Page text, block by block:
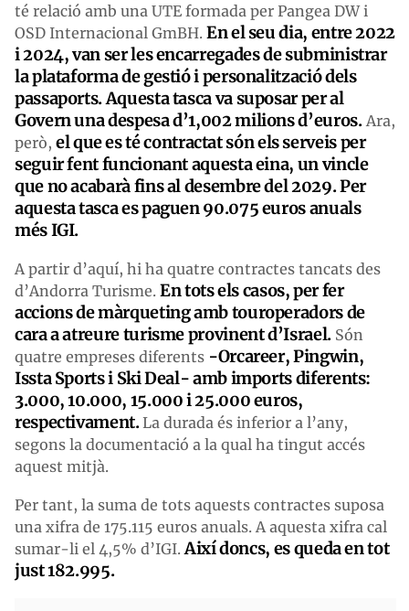
té relació amb una UTE formada per Pangea DW i
OSD Internacional GmBH. En el seu dia, entre 2022
i 2024, van ser les encarregades de subministrar
la plataforma de gestió i personalització dels
passaports. Aquesta tascava suposar per al
Govern una despesa d’1,002 milions d’euros.Ara,
però, el que es té contractat són els serveis per
seguir fent funcionant aquesta eina, un vincle
que no acabarà fins al desembre del 2029. Per
aquesta tasca es paguen 90.075 euros anuals
més IGI.
A partir d’aquí, hi ha quatre contractes tancats des
d’Andorra Turisme. En tots els casos, per fer
accions de màrqueting amb touroperadors de
cara a atreure turisme provinent d’Israel. Són
quatre empreses diferents -Orcareer, Pingwin,
IsstaSports i Ski Deal- amb imports diferents:
3.000, 10.000, 15.000 i 25.000 euros,
respectivament.La durada és inferior a l’any,
segons la documentació a la qual ha tingut accés
aquest mitjà.
Per tant, la suma de tots aquests contractes suposa
una xifra de 175.115 euros anuals. A aquesta xifra cal
sumar-li el 4,5% d’IGI. Així doncs, es queda en tot
just 182.995.